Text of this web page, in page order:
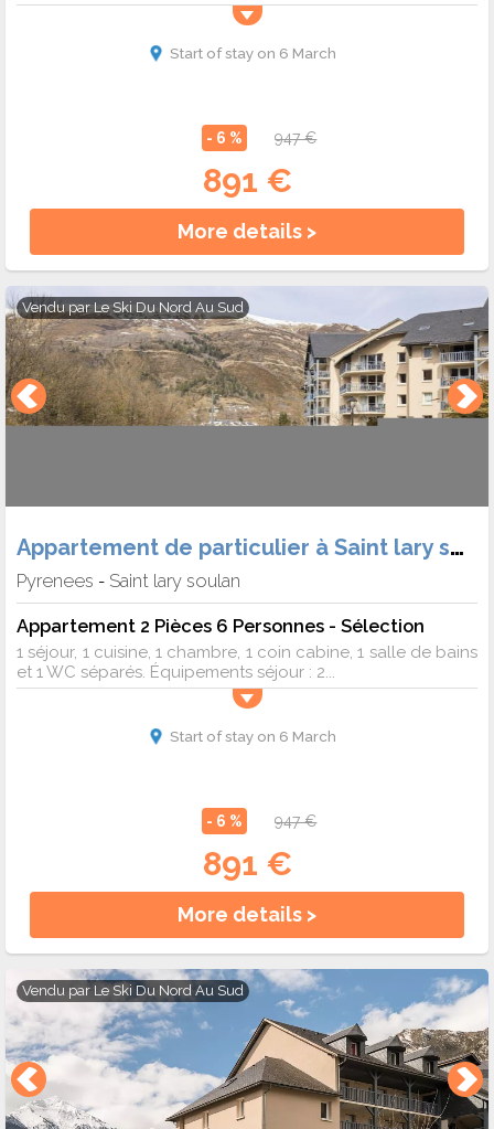
Start of stay on 6 March
- 6 % 947 €
891 €
More details >
Vendu par Le Ski Du Nord Au Sud
Appartement de particulier à Saint lary soulan
Pyrenees - Saint lary soulan
Appartement 2 Pièces 6 Personnes - Sélection
1 séjour, 1 cuisine, 1 chambre, 1 coin cabine, 1 salle de bains
et 1 WC séparés. Équipements séjour : 2...
Start of stay on 6 March
- 6 % 947 €
891 €
More details >
Vendu par Le Ski Du Nord Au Sud